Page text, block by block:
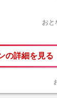
おと
の詳細を見る